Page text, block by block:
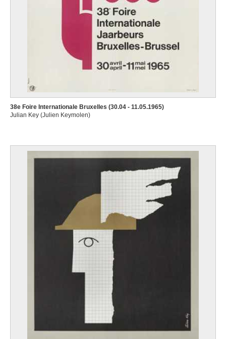
38e Foire Internationale Bruxelles (30.04 - 11.05.1965)
Julian Key (Julien Keymolen)